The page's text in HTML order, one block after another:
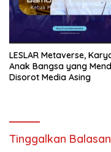
LESLAR Metaverse,
Anak Bangsa yang
Disorot Media Asing
Tinggalkan Balasan